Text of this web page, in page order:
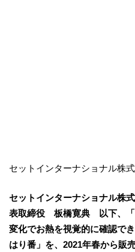
セットインターナショナル株
セットインターナショナル株
表取締役 板橋寛典 以下、「
変化でお熱を視覚的に確認で
はり番」を、2021年春から